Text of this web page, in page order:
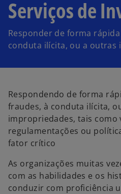
Serviços de
Responder de forma
conduta ilícita, ou a outras
Respondendo de forma
fraudes, à conduta ilícita,
impropriedades, tais como
regulamentações ou
fator crítico
As organizações muitas
com as habilidades e os
conduzir com proficiência